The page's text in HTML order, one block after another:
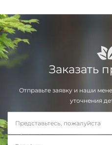
Заказать
Отправьте заявку и наши
уточнения